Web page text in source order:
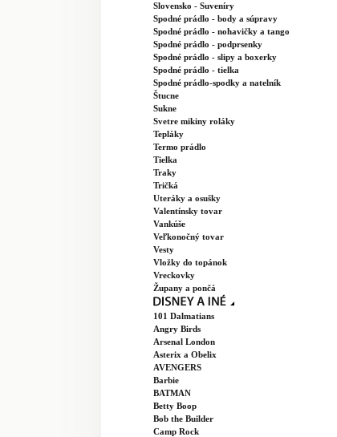
Slovensko - Suveníry
Spodné prádlo - body a súpravy
Spodné prádlo - nohavičky a tango
Spodné prádlo - podprsenky
Spodné prádlo - slipy a boxerky
Spodné prádlo - tielka
Spodné prádlo-spodky a natelník
Štucne
Sukne
Svetre mikiny roláky
Tepláky
Termo prádlo
Tielka
Traky
Tričká
Uteráky a osušky
Valentínsky tovar
Vankúše
Veľkonočný tovar
Vesty
Vložky do topánok
Vreckovky
Župany a pončá
101 Dalmatians
Angry Birds
Arsenal London
Asterix a Obelix
AVENGERS
Barbie
BATMAN
Betty Boop
Bob the Builder
Camp Rock